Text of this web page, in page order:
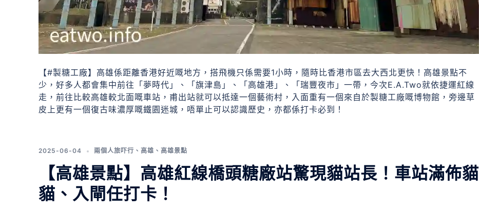
【#製糖工廠】高雄係距離香港好近嘅地方，搭飛機只係需要1小時，隨時比香港市區去大西北更快！高雄景點不
少，好多人都會集中前往「夢時代」、「旗津島」、「高雄港」、「瑞豐夜市」一帶，今次E.A.Two就依捷運紅線
走，前往比較高雄較北面嘅車站，甫出站就可以抵達一個藝術村，入面重有一個來自於製糖工廠嘅博物館，旁邊草
皮上更有一個復古味濃厚嘅鐵園迷城，唔單止可以認識歷史，亦都係打卡必到！
2025-06-04 兩個人旅吓行 、 高雄 、 高雄景點
【高雄景點】高雄紅線橋頭糖廠站驚現貓站長！車站滿佈貓
貓、入閘任打卡！